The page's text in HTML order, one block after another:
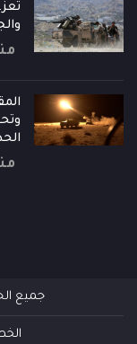
منذ 3
منذ 4
جميع